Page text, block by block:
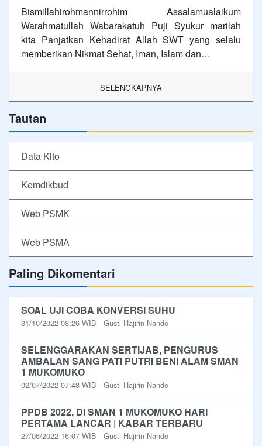
Bismillahirohmannirrohim Assalamualaikum
Warahmatullah Wabarakatuh Puji Syukur marilah
kita Panjatkan Kehadirat Allah SWT yang selalu
memberikan Nikmat Sehat, Iman, Islam dan…
SELENGKAPNYA
Tautan
Data Kito
Kemdikbud
Web PSMK
Web PSMA
Paling Dikomentari
SOAL UJI COBA KONVERSI SUHU
31/10/2022 08:26 WIB - Gusti Hajirin Nando
SELENGGARAKAN SERTIJAB, PENGURUS
AMBALAN SANG PATI PUTRI BENI ALAM SMAN
1 MUKOMUKO
02/07/2022 07:48 WIB - Gusti Hajirin Nando
PPDB 2022, DI SMAN 1 MUKOMUKO HARI
PERTAMA LANCAR | KABAR TERBARU
27/06/2022 16:07 WIB - Gusti Hajirin Nando